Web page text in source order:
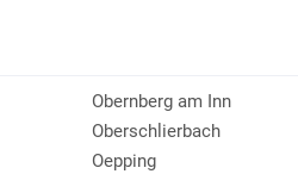
Obernberg am Inn
Oberschlierbach
Oepping